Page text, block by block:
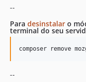
--
Para desinstalar o
terminal do seu
--